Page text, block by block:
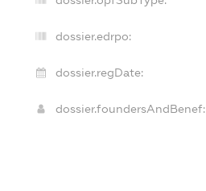
dossier.edrpo:
dossier.regDate:
dossier.foundersAndBenef: